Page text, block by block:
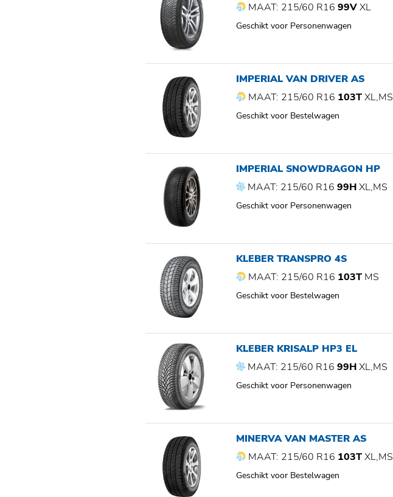
MAAT: 215/60 R1699VXL
Geschikt voor Personenwagen
IMPERIAL VAN DRIVER AS
MAAT: 215/60 R16 103TXL,MS
Geschikt voor Bestelwagen
IMPERIAL SNOWDRAGON HP
MAAT: 215/60 R1699HXL,MS
Geschikt voor Personenwagen
KLEBER TRANSPRO 4S
MAAT: 215/60 R16 103T MS
Geschikt voor Bestelwagen
KLEBER KRISALP HP3 EL
MAAT: 215/60 R1699HXL,MS
Geschikt voor Personenwagen
MINERVA VAN MASTER AS
MAAT: 215/60 R16 103TXL,MS
Geschikt voor Bestelwagen